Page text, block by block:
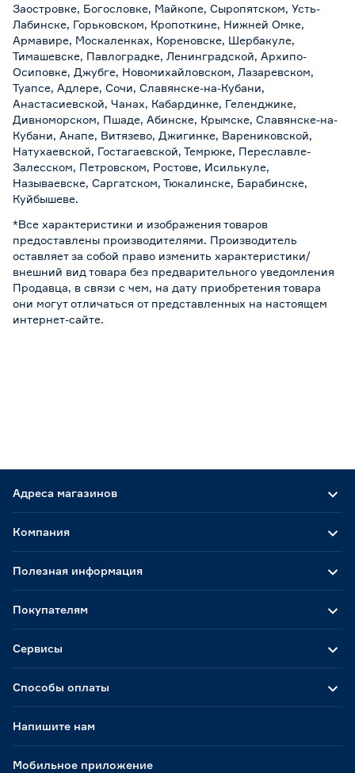
Заостровке, Богословке, Майкопе, Сыропятском, Усть-
Лабинске, Горьковском, Кропоткине, Нижней Омке,
Армавире, Москаленках, Кореновске, Шербакуле,
Тимашевске, Павлоградке, Ленинградской, Архипо-
Осиповке, Джубге, Новомихайловском, Лазаревском,
Туапсе, Адлере, Сочи, Славянске-на-Кубани,
Анастасиевской, Чанах, Кабардинке, Геленджике,
Дивноморском, Пшаде, Абинске, Крымске, Славянске-на-
Кубани, Анапе, Витязево, Джигинке, Варениковской,
Натухаевской, Гостагаевской, Темрюке, Переславле-
Залесском, Петровском, Ростове, Исилькуле,
Называевске, Саргатском, Тюкалинске, Барабинске,
Куйбышеве.
*Все характеристики и изображения товаров
предоставлены производителями. Производитель
оставляет за собой право изменить характеристики/
внешний вид товара без предварительного уведомления
Продавца, в связи с чем, на дату приобретения товара
они могут отличаться от представленных на настоящем
интернет-сайте.
Адреса магазинов
Способы оплаты
Мобильное приложение
Компания
Полезная информация
Покупателям
Сервисы
Напишите нам